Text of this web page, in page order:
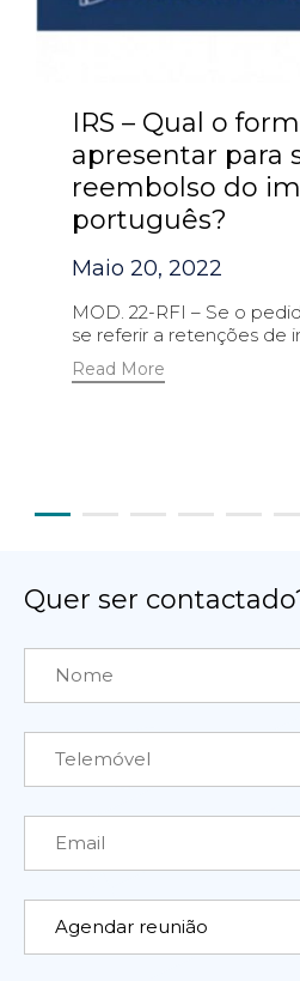
IRS – Qual o
apresentar para
reembolso do
português?
Maio 20, 2022
MOD. 22-RFI – Se o
se referir a retenções de
Read More
Quer ser